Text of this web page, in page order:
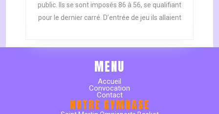
public. Ils se sont imposés 86 à 56, se qualifiant
pour le dernier carré. D’entrée de jeu ils allaient
MENU
Accueil
Convocation
Contact
NOTRE GYMNASE